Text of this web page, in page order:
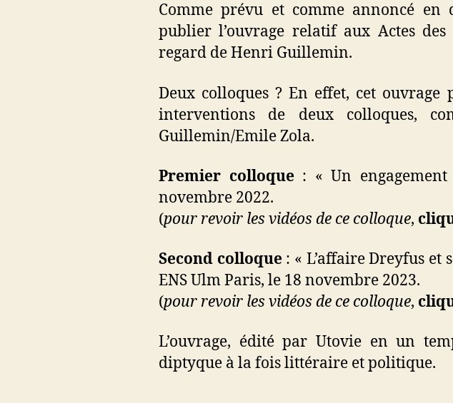
Comme prévu et comme annoncé en
publier l’ouvrage relatif aux Actes
regard de Henri Guillemin.
Deux colloques ? En effet, cet
interventions de deux colloques,
Guillemin/Emile Zola.
Premier colloque : « Un
novembre 2022.
(pour revoir les vidéos de ce colloque,
Second colloque: « L’affaire Dreyfus et
ENS Ulm Paris, le 18 novembre 2023.
(pour revoir les vidéos de ce colloque,
L’ouvrage, édité par Utovie en un
diptyque à la fois littéraire et politique.